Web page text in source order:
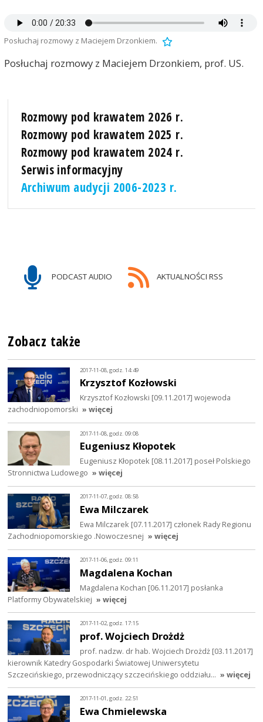
Posłuchaj rozmowy z Maciejem Drzonkiem.
Posłuchaj rozmowy z Maciejem Drzonkiem, prof. US.
Rozmowy pod krawatem 2026 r.
Rozmowy pod krawatem 2025 r.
Rozmowy pod krawatem 2024 r.
Serwis informacyjny
Archiwum audycji 2006-2023 r.
PODCAST AUDIO AKTUALNOŚCI RSS
Zobacz także
2017-11-08, godz. 14:49
Krzysztof Kozłowski
Krzysztof Kozłowski [09.11.2017] wojewoda
zachodniopomorski » więcej
2017-11-08, godz. 09:08
Eugeniusz Kłopotek
Eugeniusz Kłopotek [08.11.2017] poseł Polskiego
Stronnictwa Ludowego » więcej
2017-11-07, godz. 08:58
Ewa Milczarek
Ewa Milczarek [07.11.2017] członek Rady Regionu
Zachodniopomorskiego .Nowoczesnej » więcej
2017-11-06, godz. 09:11
Magdalena Kochan
Magdalena Kochan [06.11.2017] posłanka
Platformy Obywatelskiej » więcej
2017-11-02, godz. 17:15
prof. Wojciech Drożdż
prof. nadzw. dr hab. Wojciech Drożdż [03.11.2017]
kierownik Katedry Gospodarki Światowej Uniwersytetu
Szczecińskiego, przewodniczący szczecińskiego oddziału… » więcej
2017-11-01, godz. 22:51
Ewa Chmielewska